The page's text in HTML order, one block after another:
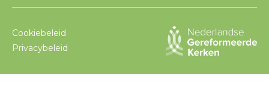
Cookiebeleid
Privacybeleid